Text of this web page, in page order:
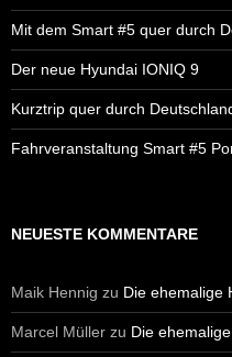
Mit dem Smart #5 quer durch
Der neue Hyundai IONIQ 9
Kurztrip quer durch
Fahrveranstaltung Smart #5
NEUESTE KOMMENTARE
Maik Hennig zu Die ehemalige
Marcel Müller zu Die